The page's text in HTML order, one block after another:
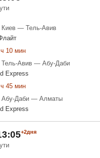
Киев — Тель-Авив
10 мин
Тель-Авив — Абу-Даби
Express
45 мин
Абу-Даби — Алматы
Express
+2дня